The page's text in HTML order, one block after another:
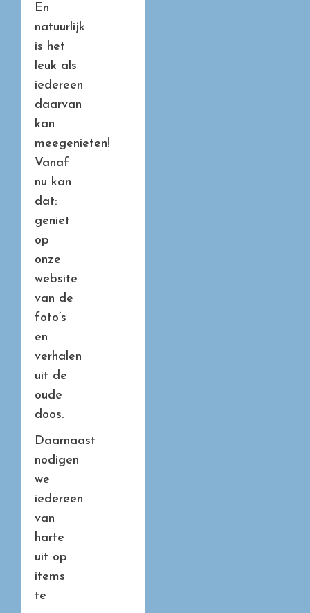
En
natuurlijk
is het
leuk als
iedereen
daarvan
kan
meegenieten!
Vanaf
nu kan
dat:
geniet
op
onze
website
van de
foto’s
en
verhalen
uit de
oude
doos.
Daarnaast
nodigen
we
iedereen
van
harte
uit op
items
te